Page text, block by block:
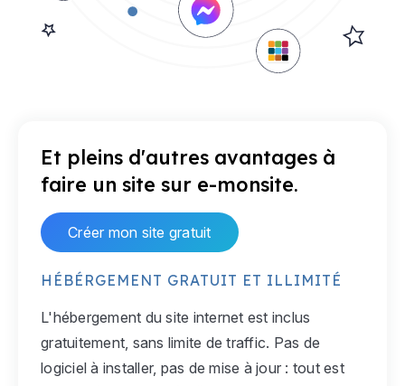
Et pleins d'autres avantages à
faire un site sur e-monsite.
Créer mon site gratuit
HÉBÉRGEMENT GRATUIT ET ILLIMITÉ
L'hébergement du site internet est inclus
gratuitement, sans limite de traffic. Pas de
logiciel à installer, pas de mise à jour : tout est